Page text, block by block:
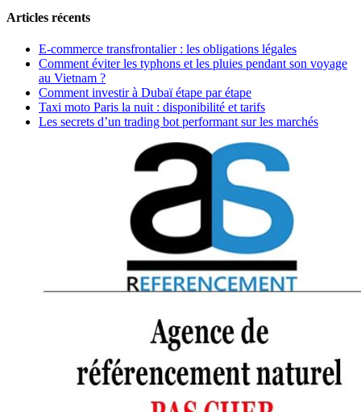
Articles récents
E-commerce transfrontalier : les obligations légales
Comment éviter les typhons et les pluies pendant son voyage
au Vietnam ?
Comment investir à Dubaï étape par étape
Taxi moto Paris la nuit : disponibilité et tarifs
Les secrets d’un trading bot performant sur les marchés